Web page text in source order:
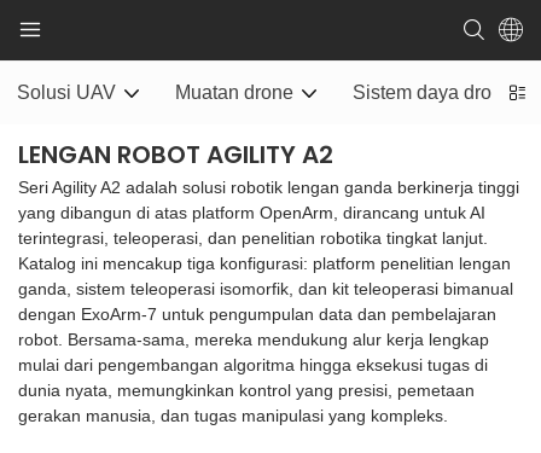
Solusi UAV Muatan drone Sistem daya drone
LENGAN ROBOT AGILITY A2
Seri Agility A2 adalah solusi robotik lengan ganda berkinerja tinggi
yang dibangun di atas platform OpenArm, dirancang untuk AI
terintegrasi, teleoperasi, dan penelitian robotika tingkat lanjut.
Katalog ini mencakup tiga konfigurasi: platform penelitian lengan
ganda, sistem teleoperasi isomorfik, dan kit teleoperasi bimanual
dengan ExoArm-7 untuk pengumpulan data dan pembelajaran
robot. Bersama-sama, mereka mendukung alur kerja lengkap
mulai dari pengembangan algoritma hingga eksekusi tugas di
dunia nyata, memungkinkan kontrol yang presisi, pemetaan
gerakan manusia, dan tugas manipulasi yang kompleks.